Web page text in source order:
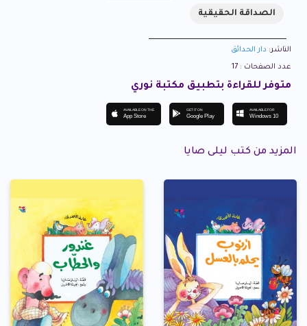
الصداقة الحقيقية
الناشر: دار الحدائق
عدد الصفحات : 17
متوفر للقراءة بتطبيق مكتبة نوري
AVAILABLE ON THE
App Store
GET IT ON
Google Play
AVAILABLE FOR
Windows 10
المزيد من كتب ليلى صايا